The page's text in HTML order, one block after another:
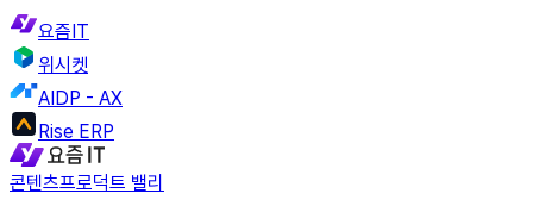
요즘IT
위시켓
AIDP - AX
Rise ERP
콘텐츠프로덕트 밸리